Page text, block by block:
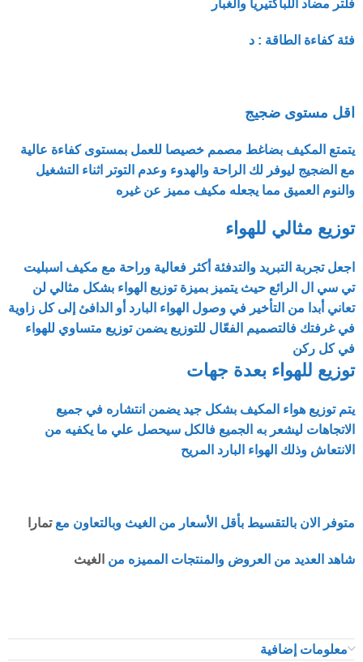
فلتر مضاد اللباكتيريا والغبار
فئة كفاءة الطاقة : د
اقل مستوى ضجيج
يتمتع المكيف بضاغط مصمم خصيصا للعمل بمستوى كفاءة عالية
مع الضجيج ليوفر لك الراحة والهدوء وعدم التوتر اثناء التشغيل
والنوم العميق مما يجعله مكيف مميز عن غيره
توزيع مثالي للهواء
اجعل تجربة التبريد والتدفئة أكثر فعالية وراحة مع مكيف اسبليت
تي سي ال الرائع حيث يتميز بميزة توزيع الهواء بشكل مثالي لن
تعاني أبدا من التأخير في وصول الهواء البارد أو الدافئ إلى كل زاوية
في غرفتك فالتصميم الفعّال للتوزيع يضمن توزيع متساوي للهواء
في كل ركن
توزيع للهواء بعدة جهات
يتم توزيع هواء المكيف بشكل جيد يضمن انتشاره في جميع
الاتجاهات ليشعر به الجميع فالكل سيحصل علي ما يكفيه من
الانتعاش وذلك الهواء البارد المريح
متوفر الان بالتقسيط بأقل الأسعار من الغيث وبالتعاون معتمارا
شاهد العديد من العروض والمنتجات المميزه من الغيث
معلومات إضافية